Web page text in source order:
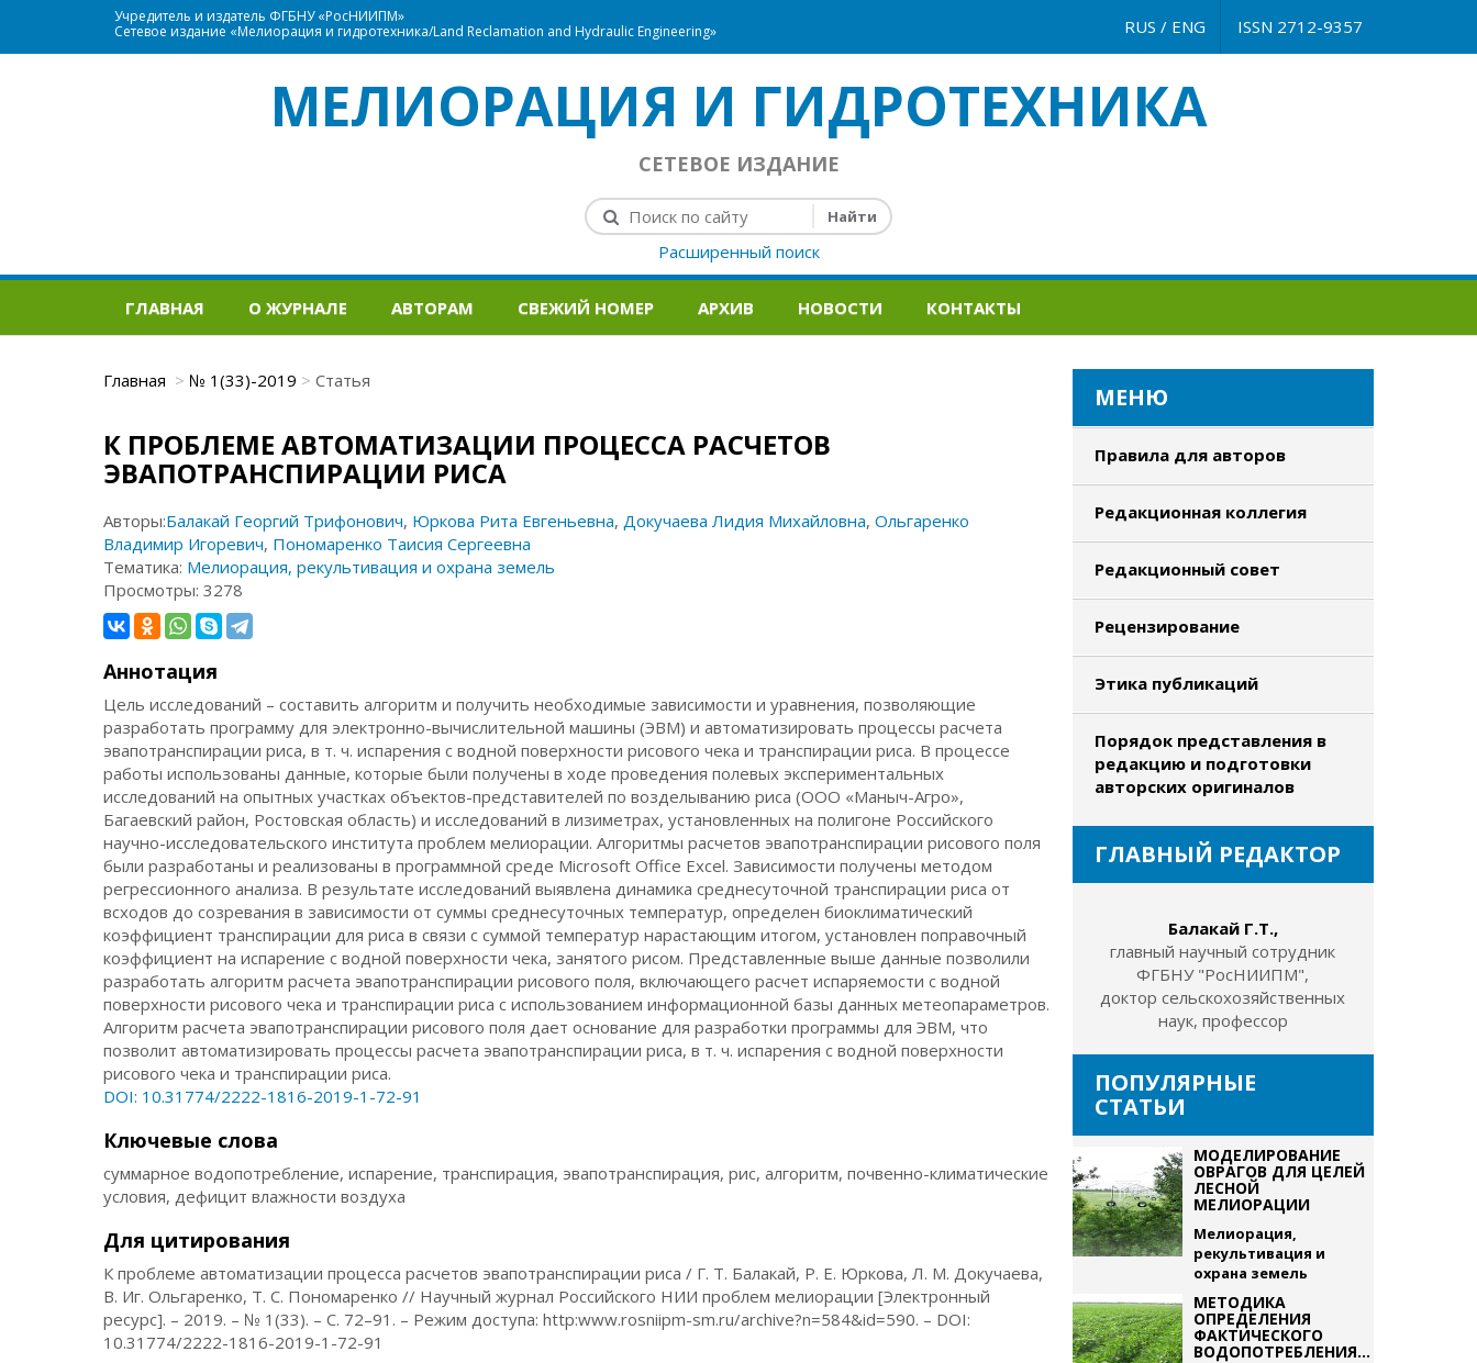
Учредитель и издатель ФГБНУ «РосНИИПМ»
Сетевое издание «Мелиорация и гидротехника/Land Reclamation and Hydraulic Engineering»
ISSN 2712-9357
RUS / ENG
МЕЛИОРАЦИЯ И ГИДРОТЕХНИКА
СЕТЕВОЕ ИЗДАНИЕ
Расширенный поиск
ГЛАВНАЯ О ЖУРНАЛЕ АВТОРАМ СВЕЖИЙ НОМЕР АРХИВ НОВОСТИ КОНТАКТЫ
Главная № 1(33)-2019 Статья
К ПРОБЛЕМЕ АВТОМАТИЗАЦИИ ПРОЦЕССА РАСЧЕТОВ
ЭВАПОТРАНСПИРАЦИИ РИСА
Авторы:Балакай Георгий Трифонович, Юркова Рита Евгеньевна,Докучаева Лидия Михайловна,Ольгаренко
Владимир Игоревич, Пономаренко Таисия Сергеевна
Тематика: Мелиорация, рекультивация и охрана земель
Просмотры:3278
Аннотация
Цель исследований – составить алгоритм и получить необходимые зависимости и уравнения, позволяющие
разработать программу для электронно-вычислительной машины (ЭВМ) и автоматизировать процессы расчета
эвапотранспирации риса, в т. ч. испарения с водной поверхности рисового чека и транспирации риса. В процессе
работы использованы данные, которые были получены в ходе проведения полевых экспериментальных
исследований на опытных участках объектов-представителей по возделыванию риса (ООО «Маныч-Агро»,
Багаевский район, Ростовская область) и исследований в лизиметрах, установленных на полигоне Российского
научно-исследовательского института проблем мелиорации. Алгоритмы расчетов эвапотранспирации рисового поля
были разработаны и реализованы в программной среде Microsoft Office Excel. Зависимости получены методом
регрессионного анализа. В результате исследований выявлена динамика среднесуточной транспирации риса от
всходов до созревания в зависимости от суммы среднесуточных температур, определен биоклиматический
коэффициент транспирации для риса в связи с суммой температур нарастающим итогом, установлен поправочный
коэффициент на испарение с водной поверхности чека, занятого рисом. Представленные выше данные позволили
разработать алгоритм расчета эвапотранспирации рисового поля, включающего расчет испаряемости с водной
поверхности рисового чека и транспирации риса с использованием информационной базы данных метеопараметров.
Алгоритм расчета эвапотранспирации рисового поля дает основание для разработки программы для ЭВМ, что
позволит автоматизировать процессы расчета эвапотранспирации риса, в т. ч. испарения с водной поверхности
рисового чека и транспирации риса.
DOI: 10.31774/2222-1816-2019-1-72-91
Ключевые слова
суммарное водопотребление, испарение, транспирация, эвапотранспирация, рис, алгоритм, почвенно-климатические
условия, дефицит влажности воздуха
Для цитирования
К проблеме автоматизации процесса расчетов эвапотранспирации риса / Г. Т. Балакай, Р. Е. Юркова, Л. М. Докучаева,
В. Иг. Ольгаренко, Т. С. Пономаренко // Научный журнал Российского НИИ проблем мелиорации [Электронный
ресурс]. – 2019. – № 1(33). – С. 72–91. – Режим доступа: http:www.rosniipm-sm.ru/archive?n=584&id=590. – DOI:
10.31774/2222-1816-2019-1-72-91
МЕНЮ
Правила для авторов
Редакционная коллегия
Редакционный совет
Рецензирование
Этика публикаций
Порядок представления в
редакцию и подготовки
авторских оригиналов
ГЛАВНЫЙ РЕДАКТОР
Балакай Г.Т.,
главный научный сотрудник
ФГБНУ "РосНИИПМ",
доктор сельскохозяйственных
наук, профессор
ПОПУЛЯРНЫЕ
СТАТЬИ
МОДЕЛИРОВАНИЕ
ОВРАГОВ ДЛЯ ЦЕЛЕЙ
ЛЕСНОЙ
МЕЛИОРАЦИИ
Мелиорация,
рекультивация и
охрана земель
МЕТОДИКА
ОПРЕДЕЛЕНИЯ
ФАКТИЧЕСКОГО
ВОДОПОТРЕБЛЕНИЯ...